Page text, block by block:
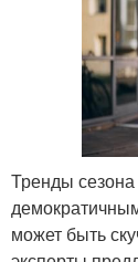
Тренды
может быть